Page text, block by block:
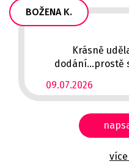
BOŽENA K.
09.07.2026
Krásně